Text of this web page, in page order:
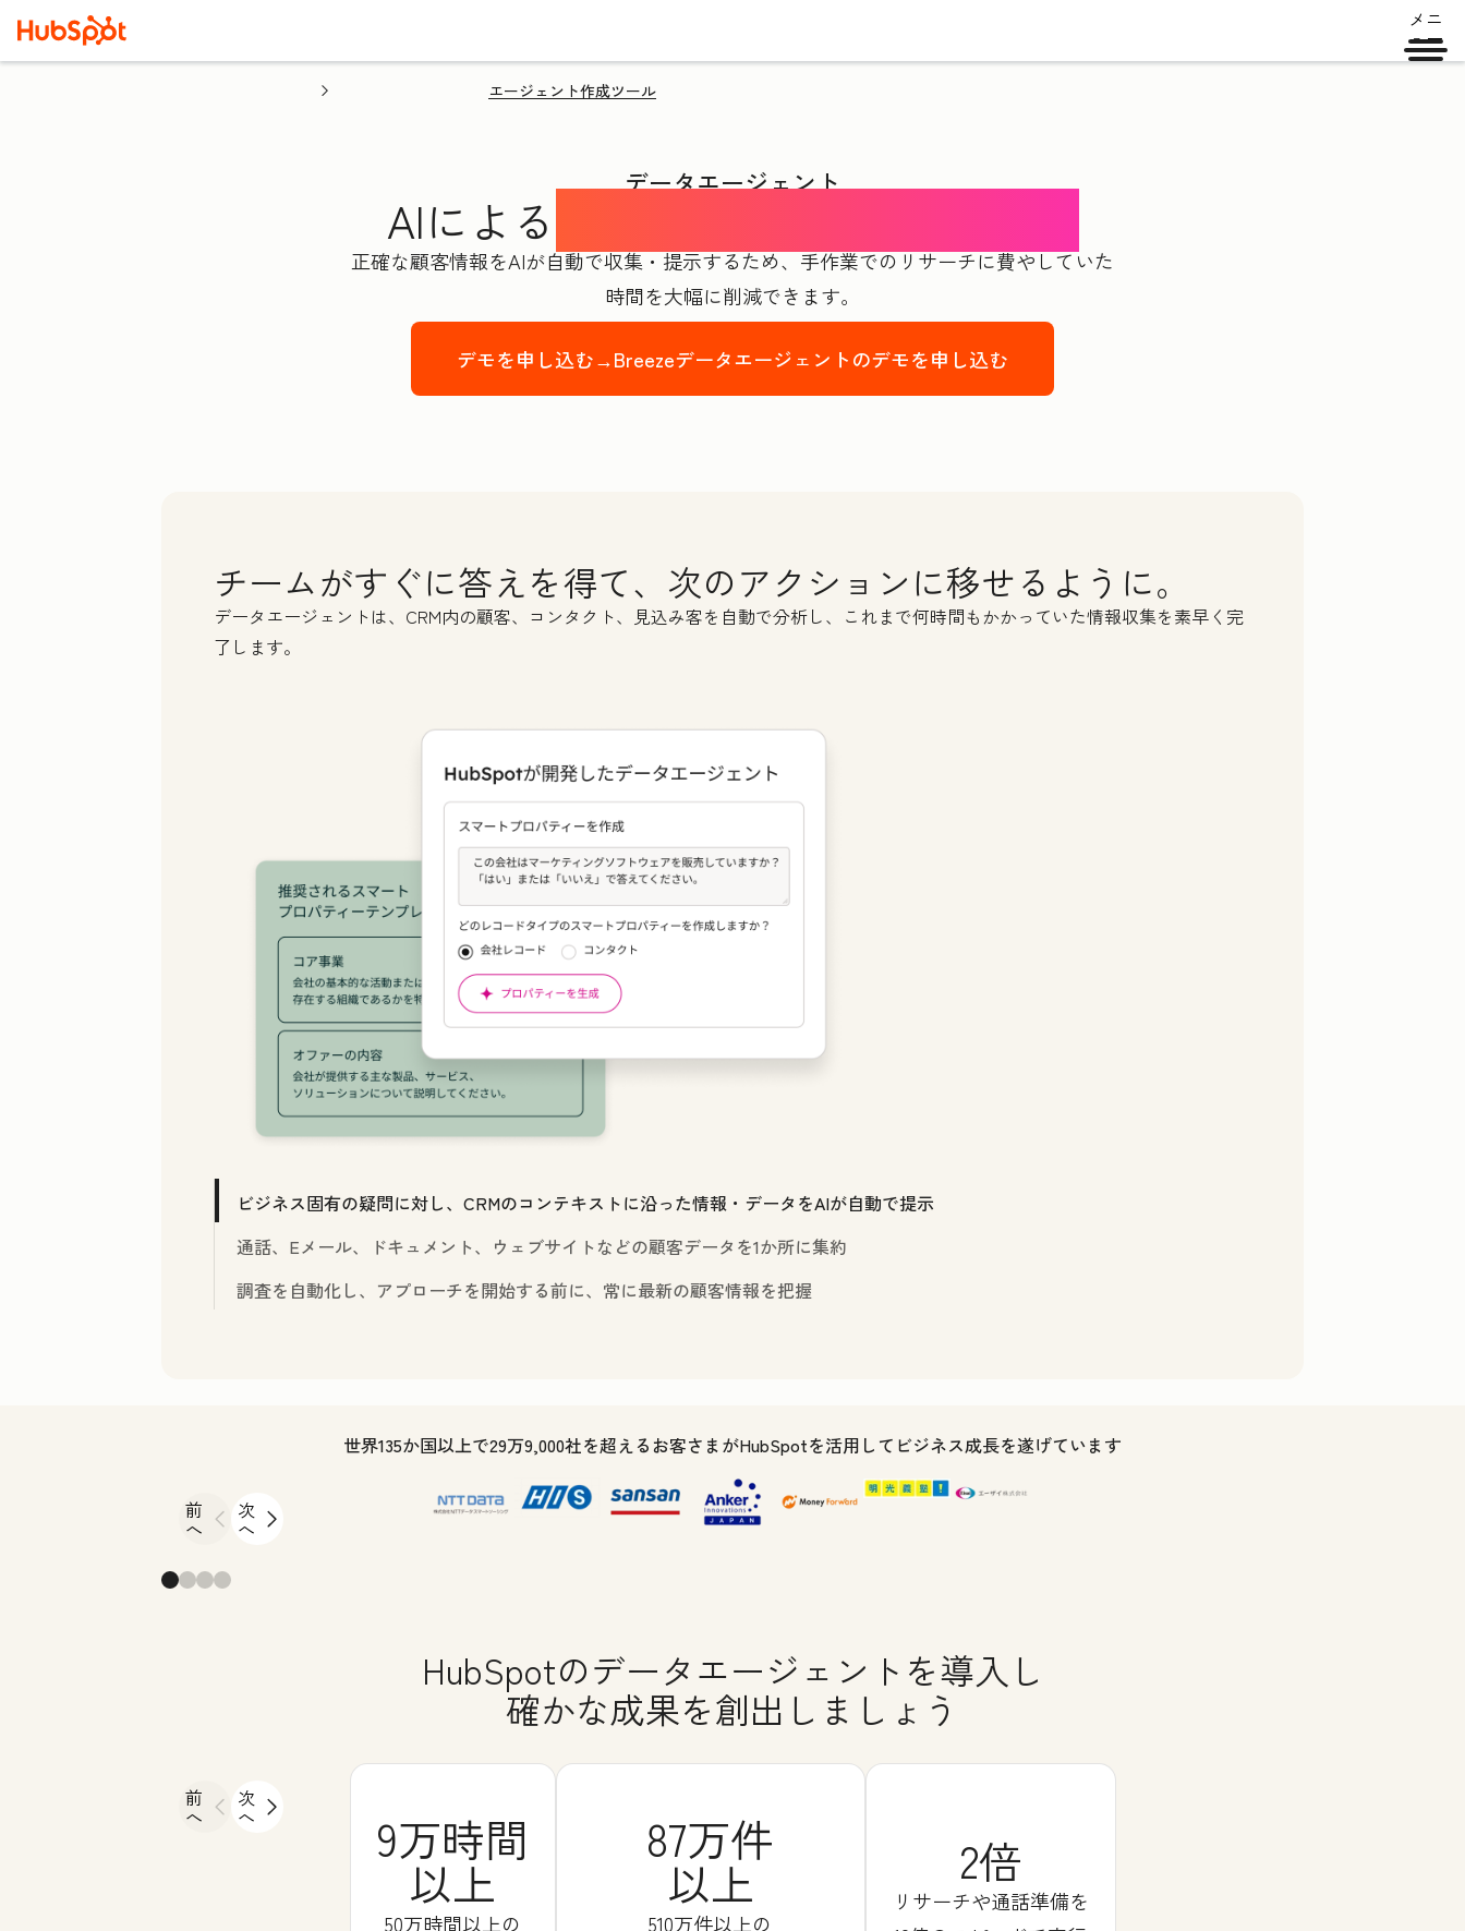
メニ
ュー
エージェント作成ツール
データエージェント
AIによる
正確な顧客情報をAIが自動で収集・提示するため、手作業でのリサーチに費やしていた
時間を大幅に削減できます。
デモを申し込む→Breezeデータエージェントのデモを申し込む
Email*
How many employees work there?*
We're committed to your privacy. HubSpot uses the information you provide to
us to contact you about our relevant content, products, and services. You may
unsubscribe from these communications at any time. For more information,
check out ourPrivacy Policy.
チームがすぐに答えを得て、次のアクションに移せるように。
データエージェントは、CRM内の顧客、コンタクト、見込み客を自動で分析し、これまで何時間もかかっていた情報収集を素早く完
了します。
ビジネス固有の疑問に対し、CRMのコンテキストに沿った情報・データをAIが自動で提示
通話、Eメール、ドキュメント、ウェブサイトなどの顧客データを1か所に集約
調査を自動化し、アプローチを開始する前に、常に最新の顧客情報を把握
世界135か国以上で29万9,000社を超えるお客さまがHubSpotを活用してビジネス成長を遂げています
前
へ
次
へ
HubSpotのデータエージェントを導入し
確かな成果を創出しましょう
前
へ
次
へ 9万時間
以上
50万時間以上の
87万件
以上
510万件以上の
2倍
リサーチや通話準備を